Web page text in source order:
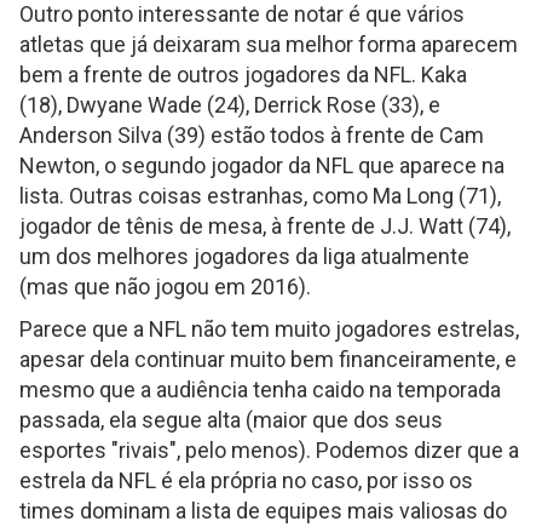
Outro ponto interessante de notar é que vários
atletas que já deixaram sua melhor forma aparecem
bem a frente de outros jogadores da NFL. Kaka
(18), Dwyane Wade (24), Derrick Rose (33), e
Anderson Silva (39) estão todos à frente de Cam
Newton, o segundo jogador da NFL que aparece na
lista. Outras coisas estranhas, como Ma Long (71),
jogador de tênis de mesa, à frente de J.J. Watt (74),
um dos melhores jogadores da liga atualmente
(mas que não jogou em 2016).
Parece que a NFL não tem muito jogadores estrelas,
apesar dela continuar muito bem financeiramente, e
mesmo que a audiência tenha caido na temporada
passada, ela segue alta (maior que dos seus
esportes "rivais", pelo menos). Podemos dizer que a
estrela da NFL é ela própria no caso, por isso os
times dominam a lista de equipes mais valiosas do